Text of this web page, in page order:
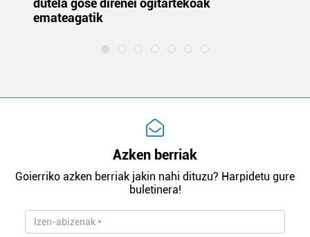
dutela gose direnei ogitartekoak
emateagatik
Azken berriak
Goierriko azken berriak jakin nahi dituzu? Harpidetu gure
buletinera!